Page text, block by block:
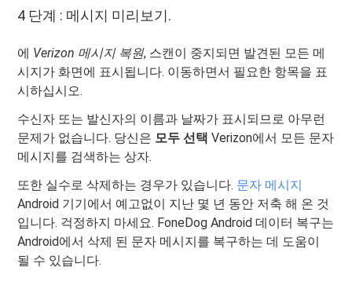
4 단계 : 메시지 미리보기.
에 Verizon 메시지 복원, 스캔이 중지되면 발견된 모든 메
시지가 화면에 표시됩니다. 이동하면서 필요한 항목을 표
시하십시오.
수신자 또는 발신자의 이름과 날짜가 표시되므로 아무런
문제가 없습니다. 당신은 모두 선택Verizon에서 모든 문자
메시지를 검색하는 상자.
또한 실수로 삭제하는 경우가 있습니다. 문자 메시지
Android 기기에서 예고없이 지난 몇 년 동안 저축 해 온 것
입니다. 걱정하지 마세요. FoneDog Android 데이터 복구는
Android에서 삭제 된 문자 메시지를 복구하는 데 도움이
될 수 있습니다.